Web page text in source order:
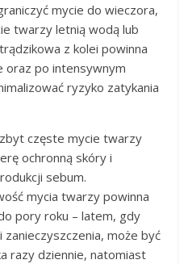
mycie do wieczora,
twarzy letnią wodą lub
z kolei powinna
oraz po intensywnym
ryzyko zatykania
częste mycie twarzy
ochronną skóry i
sebum.
mycia twarzy powinna
pory roku – latem, gdy
może być
razy dziennie, natomiast